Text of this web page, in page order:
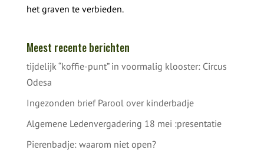
het graven te verbieden.
Meest recente berichten
tijdelijk “koffie-punt” in voormalig klooster: Circus
Odesa
Ingezonden brief Parool over kinderbadje
Algemene Ledenvergadering 18 mei :presentatie
Pierenbadje: waarom niet open?